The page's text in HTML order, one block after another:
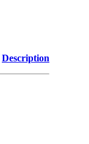
Description